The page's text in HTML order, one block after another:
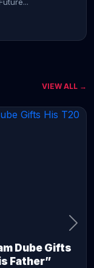
VIEW ALL →
Dube Gifts
Father”